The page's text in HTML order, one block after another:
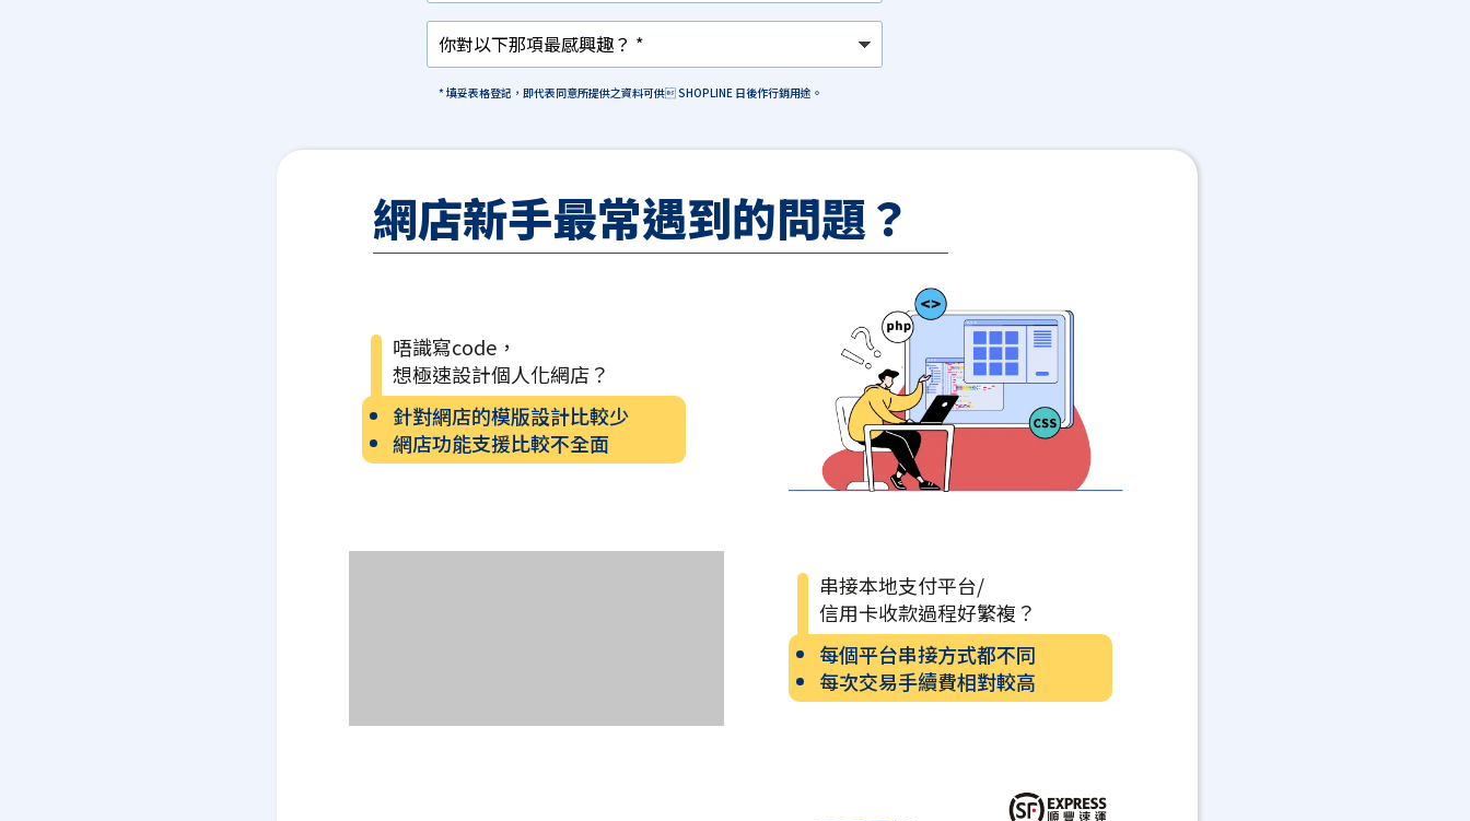
* 填妥表格登記，即代表同意所提供之資料可供 SHOPLINE 日後作行銷用途。
網店新手最常遇到的問題？
唔識寫code，
想極速設計個人化網店？
針對網店的模版設計比較少
網店功能支援比較不全面
串接本地支付平台/
信用卡收款過程好繁複？
每個平台串接方式都不同
每次交易手續費相對較高